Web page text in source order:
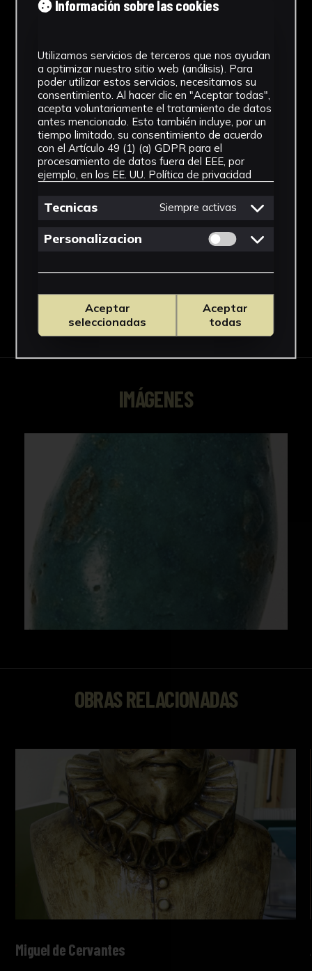
Arqueología
Cronología
Antiguo Egipto. Imperio Nuevo.
Estilo
Arte egipcio
Ver más
Descargar Ficha
IMÁGENES
OBRAS RELACIONADAS
Miguel de Cervantes
Información sobre las cookies
Utilizamos servicios de terceros que nos ayudan
a optimizar nuestro sitio web (análisis). Para
poder utilizar estos servicios, necesitamos su
consentimiento. Al hacer clic en "Aceptar todas",
acepta voluntariamente el tratamiento de datos
antes mencionado. Esto también incluye, por un
tiempo limitado, su consentimiento de acuerdo
con el Artículo 49 (1) (a) GDPR para el
procesamiento de datos fuera del EEE, por
ejemplo, en los EE. UU. Política de privacidad
Tecnicas Siempre activas
Personalizacion Permitir cookies
Aceptar
seleccionadas
Aceptar
todas